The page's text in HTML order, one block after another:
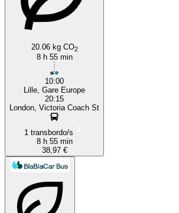
20.06 kg CO2
8 h 55 min
10:00
Lille, Gare Europe
20:15
London, Victoria Coach St
1 transbordo/s
8 h 55 min
38,97 €